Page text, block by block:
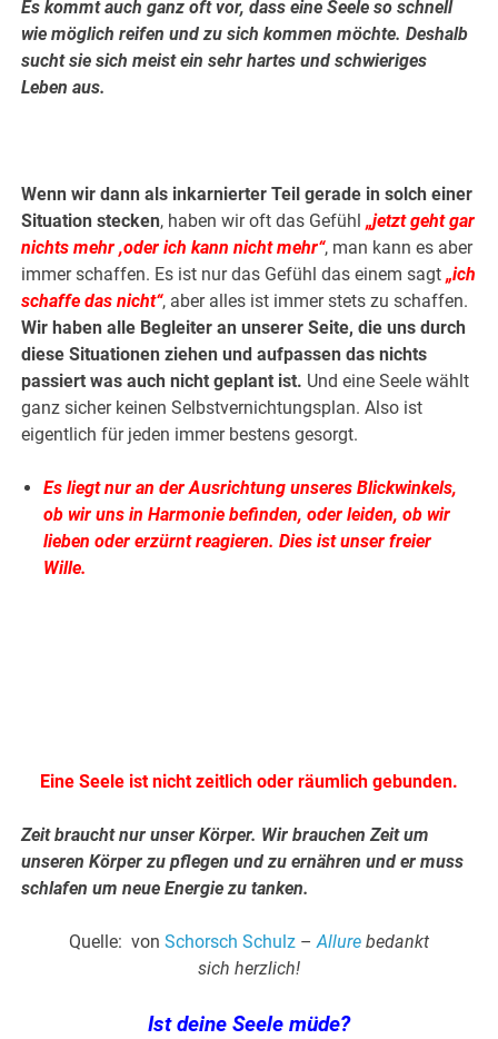
Es kommt auch ganz oft vor, dass eine Seele so schnell
wie möglich reifen und zu sich kommen möchte. Deshalb
sucht sie sich meist ein sehr hartes und schwieriges
Leben aus.
Wenn wir dann als inkarnierter Teil gerade in solch einer
Situation stecken, haben wir oft das Gefühl„jetzt geht gar
nichts mehr ,oder ich kann nicht mehr“, man kann es aber
immer schaffen. Es ist nur das Gefühl das einem sagt„ich
schaffe das nicht“, aber alles ist immer stets zu schaffen.
Wir haben alle Begleiter an unserer Seite, die uns durch
diese Situationen ziehen und aufpassen das nichts
passiert was auch nicht geplant ist. Und eine Seele wählt
ganz sicher keinen Selbstvernichtungsplan. Also ist
eigentlich für jeden immer bestens gesorgt.
Es liegt nur an der Ausrichtung unseres Blickwinkels,
ob wir uns in Harmonie befinden, oder leiden, ob wir
lieben oder erzürnt reagieren. Dies ist unser freier
Wille.
Eine Seele ist nicht zeitlich oder räumlich gebunden.
Zeit braucht nur unser Körper. Wir brauchen Zeit um
unseren Körper zu pflegen und zu ernähren und er muss
schlafen um neue Energie zu tanken.
Quelle: von Schorsch Schulz –Allure bedankt
sich herzlich!
Ist deine Seele müde?